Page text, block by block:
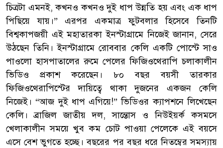
চিত্রটা এমনই, কখনও কখনও দুই ধাপ উন্নতি হয় এবং এক ধাপ
পিছিয়ে যায়।” এরপর একমাত্র ফুটবলার হিসেবে তিনটি
বিশ্বকাপজয়ী এই মহাতারকা ইনস্টাগ্রামে নিজেই জানান, সেরে
উঠছেন তিনি। ইনস্টাগ্রামে রোববার কেলি একটি পোস্টে সাও
পাওলো হাসপাতালের রুমে পেলের ফিজিওথেরাপি চলাকালীন
ভিডিও প্রকাশ করেছেন। ৮০ বছর বয়সী তারকার
ফিজিওথেরাপিস্টের দায়িত্বে থাকা দুজনের একজন কেলি
নিজেই। “আজ দুই ধাপ এগিয়ে!” ভিডিওর ক্যাপশনে লিখেছেন
কেলি। ব্রাজিল জাতীয় দল, সান্তোস ও নিউইয়র্ক কসমসে
খেলাকালীন সময়ে খুব কম চোট পাওয়া পেলেকে এই বয়সে
এসে বেশ ভুগতে হচ্ছে। বছরের পর বছর ধরে নিতম্বের সমস্যায়